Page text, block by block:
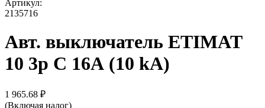
Артикул:
2135716
Авт. выключатель ETIMAT
10 3p C 16А (10 kA)
1 965.68 ₽
(Включая налог)